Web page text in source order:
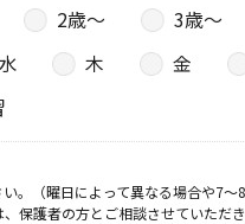
2歳〜 3歳〜
木 金
（曜日によって異なる場合や7～
護者の方とご相談させていただき